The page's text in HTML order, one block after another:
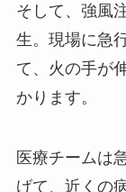
そして、強風
生。現場に急
て、火の手が
かります。
医療チームは
げて、近くの